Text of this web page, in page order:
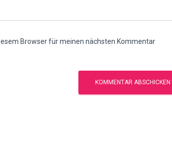
Browser für meinen nächsten Kommentar